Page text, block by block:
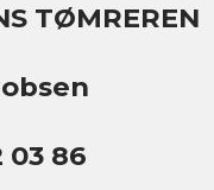
TØMREREN
03 86